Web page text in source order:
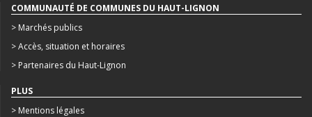
COMMUNAUTÉ DE COMMUNES DU HAUT-LIGNON
> Marchés publics
> Accès, situation et horaires
> Partenaires du Haut-Lignon
PLUS
> Mentions légales